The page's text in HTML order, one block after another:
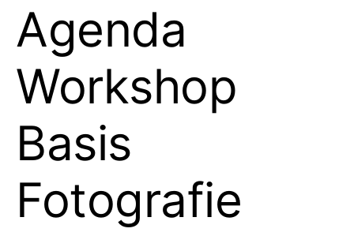
Agenda
Workshop
Basis
Fotografie